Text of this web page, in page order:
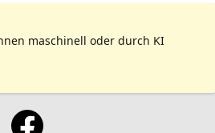
maschinell oder durch KI